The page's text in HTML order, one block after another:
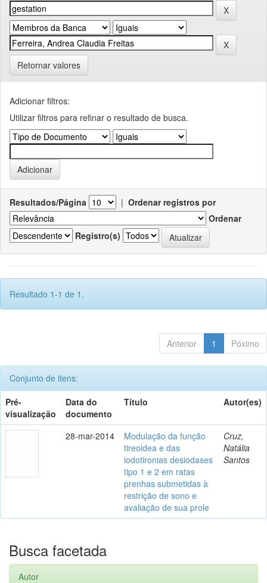
Retornar valores
Adicionar filtros:
Utilizar filtros para refinar o resultado de busca.
Resultados/Página | Ordenar registros por
Ordenar
Registro(s)
Resultado 1-1 de 1.
Anterior 1 Póximo
Conjunto de itens:
Pré-
visualização
Data do
documento
Título Autor(es)
28-mar-2014
Modulação da função
tireoidea e das
iodotironias desiodases
tipo 1 e 2 em ratas
prenhas submetidas à
restrição de sono e
avaliação de sua prole
Cruz,
Natália
Santos
Busca facetada
Autor